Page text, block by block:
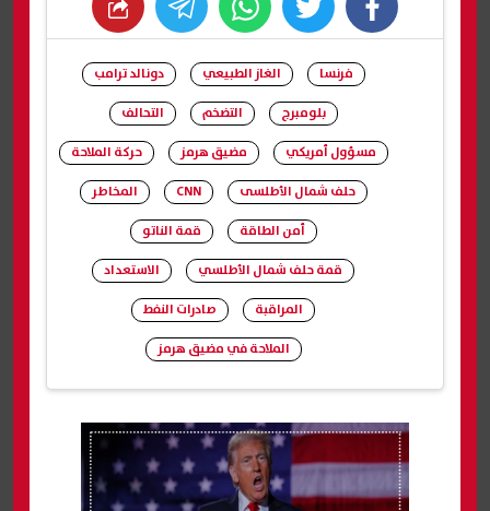
facebook
twitter
whats
فرنسا الغاز الطبيعي
دونالد ترامب
بلومبرج
التضخم
التحالف
مسؤول أمريكي
مضيق هرمز
حركة الملاحة
حلف شمال الأطلسى
CNN
المخاطر
أمن الطاقة
قمة الناتو
قمة حلف شمال الأطلسي
الاستعداد
المراقبة
صادرات النفط
الملاحة في مضيق هرمز